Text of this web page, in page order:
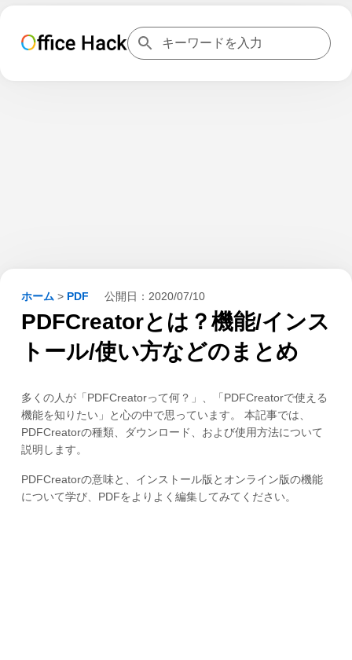
ホーム > PDF 公開日： 2020/07/10
PDFCreatorとは？機能/インス
トール/使い方などのまとめ
多くの人が「PDFCreatorって何？」、「PDFCreatorで使える
機能を知りたい」と心の中で思っています。 本記事では、
PDFCreatorの種類、ダウンロード、および使用方法について
説明します。
PDFCreatorの意味と、インストール版とオンライン版の機能
について学び、PDFをよりよく編集してみてください。